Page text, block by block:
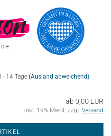
- 14 Tage (Ausland abweichend)
ab 0,00 EUR
inkl. 19% MwSt. zzgl. Versand